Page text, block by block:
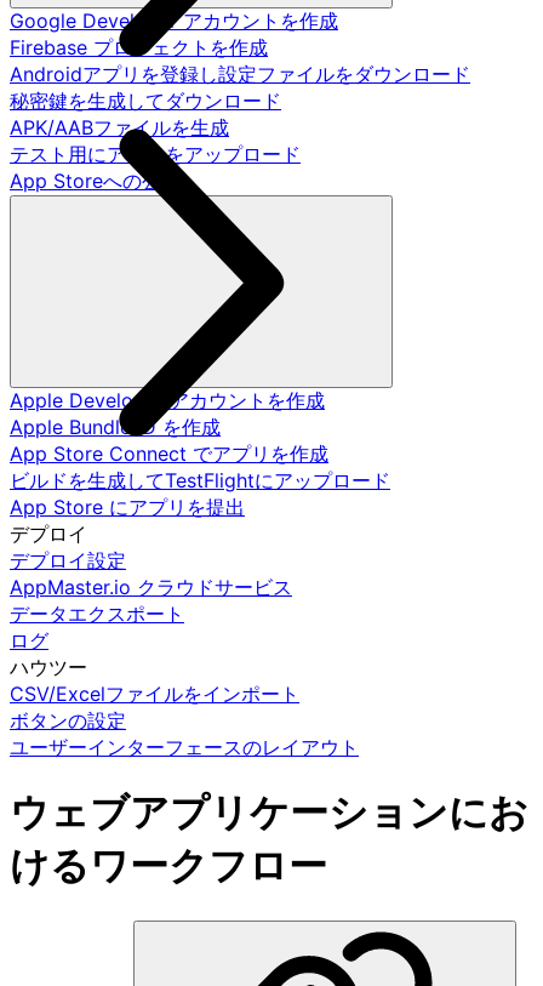
Google Developer アカウントを作成
Firebase プロジェクトを作成
Androidアプリを登録し設定ファイルをダウンロード
秘密鍵を生成してダウンロード
APK/AABファイルを生成
テスト用にアプリをアップロード
App Storeへの公開
Apple Developer アカウントを作成
Apple Bundle ID を作成
App Store Connect でアプリを作成
ビルドを生成してTestFlightにアップロード
App Store にアプリを提出
デプロイ
デプロイ設定
AppMaster.io クラウドサービス
データエクスポート
ログ
ハウツー
CSV/Excelファイルをインポート
ボタンの設定
ユーザーインターフェースのレイアウト
ウェブアプリケーションにお
けるワークフロー